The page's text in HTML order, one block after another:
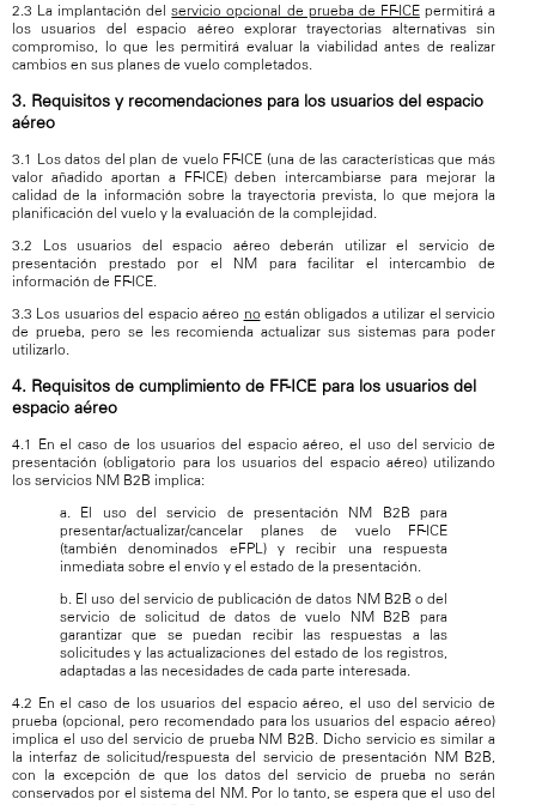
2.3 La implantación delservicio opcional de prueba de FF-ICEpermitirá a
los usuarios del espacio aéreo explorar trayectorias alternativas sin
compromiso, lo que les permitirá evaluar la viabilidad antes de realizar
cambios en sus planes de vuelo completados.
3. Requisitos y recomendaciones para los usuarios del espacio
aéreo
3.1 Los datos del plan de vuelo FF-ICE (una de las características que más
valor añadido aportan a FF-ICE) deben intercambiarse para mejorar la
calidad de la información sobre la trayectoria prevista, lo que mejora la
planificación del vuelo y la evaluación de la complejidad.
3.2 Los usuarios del espacio aéreo deberán utilizar el servicio de
presentación prestado por el NM para facilitar el intercambio de
información de FF-ICE.
3.3 Los usuarios del espacio aéreo no están obligados a utilizar el servicio
de prueba, pero se les recomienda actualizar sus sistemas para poder
utilizarlo.
4. Requisitos de cumplimiento de FF-ICE para los usuarios del
espacio aéreo
4.1 En el caso de los usuarios del espacio aéreo, el uso del servicio de
presentación (obligatorio para los usuarios del espacio aéreo) utilizando
los servicios NM B2B implica:
a. El uso del servicio de presentación NM B2B para
presentar/actualizar/cancelar planes de vuelo FF-ICE
(también denominados eFPL) y recibir una respuesta
inmediata sobre el envío y el estado de la presentación.
b. El uso del servicio de publicación de datos NM B2B o del
servicio de solicitud de datos de vuelo NM B2B para
garantizar que se puedan recibir las respuestas a las
solicitudes y las actualizaciones del estado de los registros,
adaptadas a las necesidades de cada parte interesada.
4.2 En el caso de los usuarios del espacio aéreo, el uso del servicio de
prueba (opcional, pero recomendado para los usuarios del espacio aéreo)
implica el uso del servicio de prueba NM B2B. Dicho servicio es similar a
la interfaz de solicitud/respuesta del servicio de presentación NM B2B,
con la excepción de que los datos del servicio de prueba no serán
conservados por el sistema del NM. Por lo tanto, se espera que el uso del